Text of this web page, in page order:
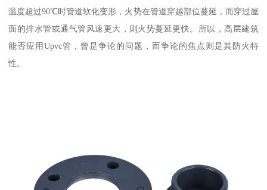
温度超过90℃时管道软化变形，火势在管道穿越部位蔓延，而穿过屋
面的排水管或通气管风速更大，则火势蔓延更快。所以，高层建筑
能否应用Upvc管，曾是争论的问题，而争论的焦点则是其防火特
性。